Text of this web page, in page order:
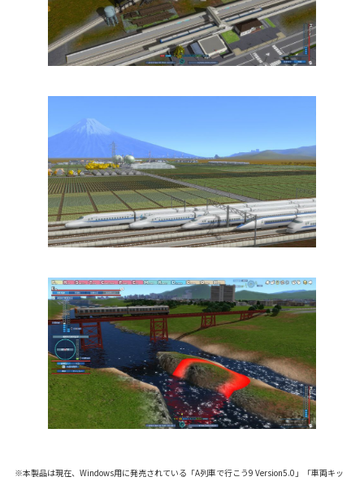
※本製品は現在、Windows用に発売されている「A列車で行こう9 Version5.0」「車両キッ